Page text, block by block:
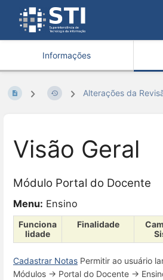
Informações
Alterações da
Visão Geral
Módulo Portal do Docente
Menu: Ensino
Funciona
lidade
Finalidade
Cadastrar Notas Permitir ao usuário
Módulos → Portal do Docente →